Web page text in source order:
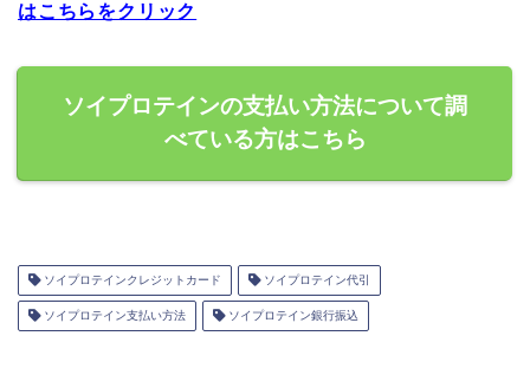
はこちらをクリック
ソイプロテインの支払い方法について調
べている方はこちら
ソイプロテインクレジットカード ソイプロテイン代引
ソイプロテイン支払い方法 ソイプロテイン銀行振込